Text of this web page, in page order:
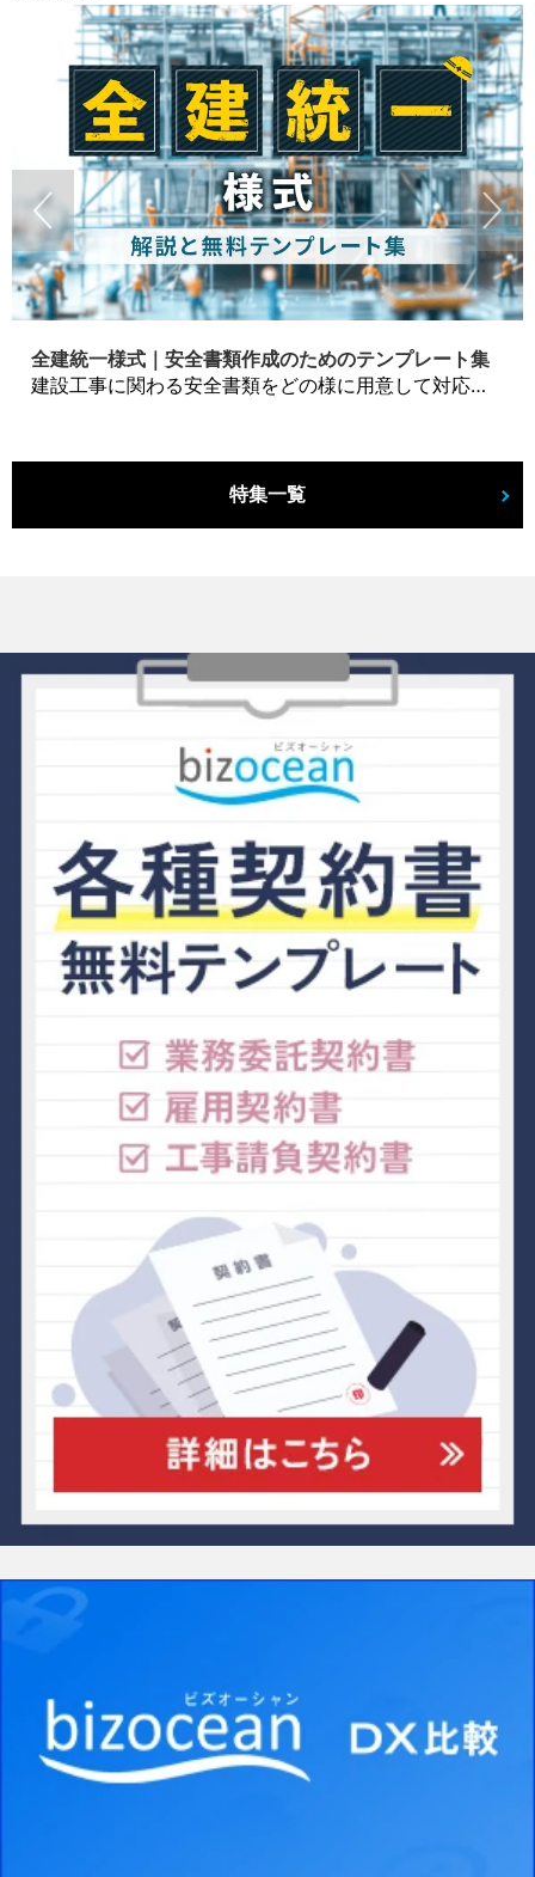
全建統一様式｜安全書類作成のためのテンプレート集
建設工事に関わる安全書類をどの様に用意して対応するか？関連書式テンプレートから書き方の注意点などの役立つコラムをbizoceanがお届けします。
特集一覧